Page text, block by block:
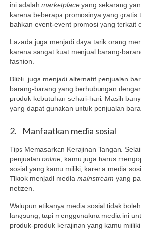
ini adalah marketplace yang sekarang
karena beberapa promosinya yang gratis
bahkan event-event promosi yang terkait
Lazada juga menjadi daya tarik orang
karena sangat kuat menjual barang-
fashion.
Blibli juga menjadi alternatif penjualan
barang-barang yang berhubungan
produk kebutuhan sehari-hari. Masih
yang dapat gunakan untuk penjualan
2. Manfaatkan media sosial
Tips Memasarkan Kerajinan Tangan.
penjualan online , kamu juga harus
sosial yang kamu miliki, karena media
Tiktok menjadi media mainstream yang
netizen.
Walupun etikanya media sosial tidak
langsung, tapi menggunakna media ini
produk-produk kerajinan yang kamu miiliki.